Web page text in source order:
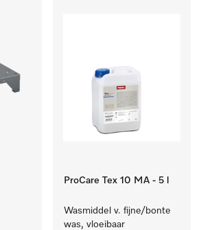
ProCare Tex 10 MA - 5 l
Wasmiddel v. fijne/bonte
was, vloeibaar